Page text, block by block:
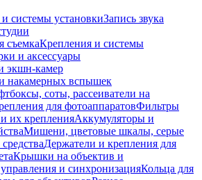
системы установкиЗапись звука
съемкаКрепления и системы
и аксессуары
экшн-камер
накамерных вспышек
соты, рассеиватели на
для фотоаппаратовФильтры
их крепленияАккумуляторы и
Мишени, цветовые шкалы, серые
Держатели и крепления для
Крышки на объектив и
и синхронизацияКольца для